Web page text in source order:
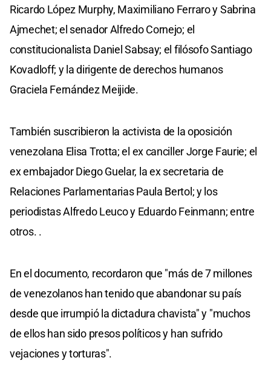
Ricardo López Murphy, Maximiliano Ferraro y Sabrina
Ajmechet; el senador Alfredo Cornejo; el
constitucionalista Daniel Sabsay; el filósofo Santiago
Kovadloff; y la dirigente de derechos humanos
Graciela Fernández Meijide.
También suscribieron la activista de la oposición
venezolana Elisa Trotta; el ex canciller Jorge Faurie; el
ex embajador Diego Guelar, la ex secretaria de
Relaciones Parlamentarias Paula Bertol; y los
periodistas Alfredo Leuco y Eduardo Feinmann; entre
otros. .
En el documento, recordaron que "más de 7 millones
de venezolanos han tenido que abandonar su país
desde que irrumpió la dictadura chavista" y "muchos
de ellos han sido presos políticos y han sufrido
vejaciones y torturas".